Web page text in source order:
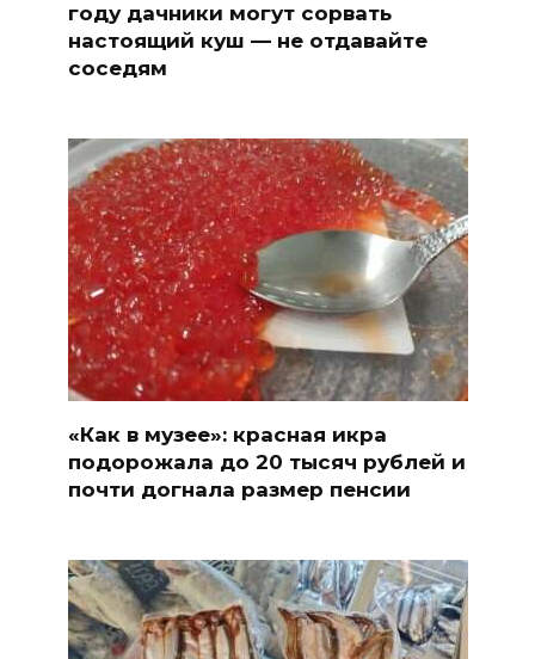
году дачники могут сорвать
настоящий куш — не отдавайте
соседям
«Как в музее»: красная икра
подорожала до 20 тысяч рублей и
почти догнала размер пенсии